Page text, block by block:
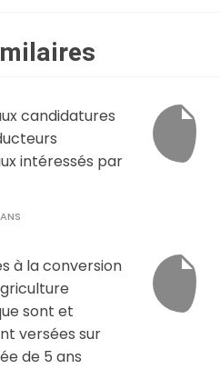
candidatures
intéressés par
à la conversion
sont et
versées sur
de 5 ans